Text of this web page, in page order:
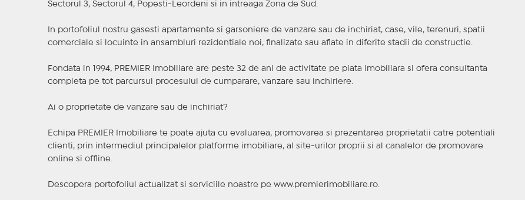
Sectorul 3, Sectorul 4, Popesti-Leordeni si in intreaga Zona de Sud.
In portofoliul nostru gasesti apartamente si garsoniere de vanzare sau de inchiriat, case, vile, terenuri, spatii
comerciale si locuinte in ansambluri rezidentiale noi, finalizate sau aflate in diferite stadii de constructie.
Fondata in 1994, PREMIER Imobiliare are peste 32 de ani de activitate pe piata imobiliara si ofera consultanta
completa pe tot parcursul procesului de cumparare, vanzare sau inchiriere.
Ai o proprietate de vanzare sau de inchiriat?
Echipa PREMIER Imobiliare te poate ajuta cu evaluarea, promovarea si prezentarea proprietatii catre potentiali
clienti, prin intermediul principalelor platforme imobiliare, al site-urilor proprii si al canalelor de promovare
online si offline.
Descopera portofoliul actualizat si serviciile noastre pe www.premierimobiliare.ro.